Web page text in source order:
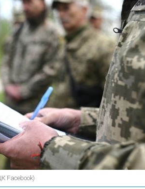
Facebook)